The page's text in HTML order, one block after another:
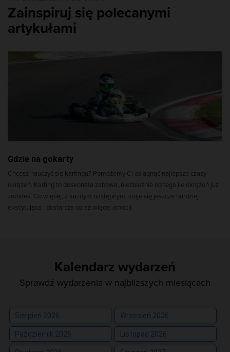
Zainspiruj się polecanymi
artykułami
Gdzie na gokarty
Chcesz nauczyć się kartingu? Pomożemy Ci osiągnąć najlepsze czasy
okrążeń. Karting to doskonała zabawa, niezależnie od tego ile okrążeń już
zrobiłeś. Co więcej, z każdym następnym, staje się jeszcze bardziej
ekscytująca i dostarcza coraz więcej emocji.
Kalendarz wydarzeń
Sprawdź wydarzenia w najbliższych miesiącach
Sierpień 2026 Wrzesień 2026
Październik 2026 Listopad 2026